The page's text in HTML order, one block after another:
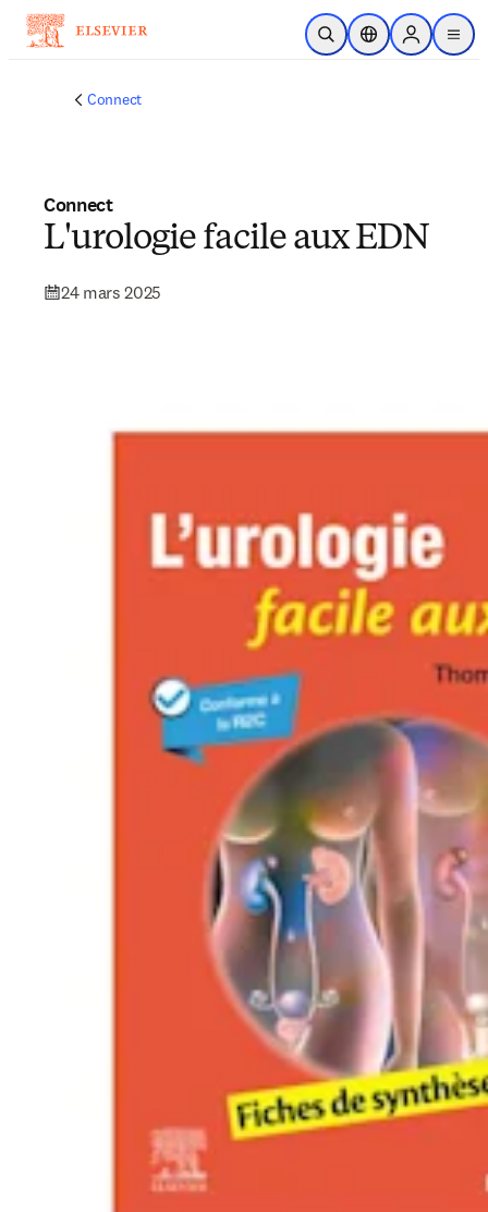
Passer au contenu principal
Ouvrir la recherche
Sélecteur de
Sign in to
menu
Connect
Connect
L'urologie facile aux EDN
24 mars 2025